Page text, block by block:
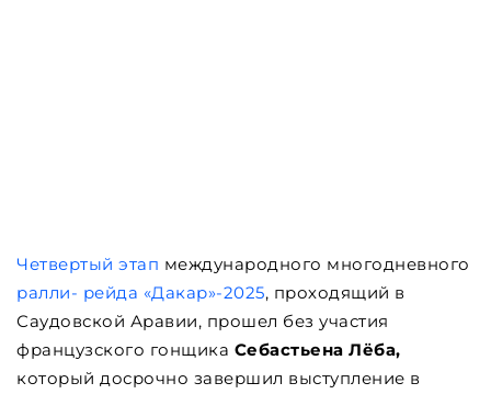
Четвертый этап международного многодневного
ралли- рейда «Дакар»-2025, проходящий в
Саудовской Аравии, прошел без участия
французского гонщика Себастьена Лёба,
который досрочно завершил выступление в